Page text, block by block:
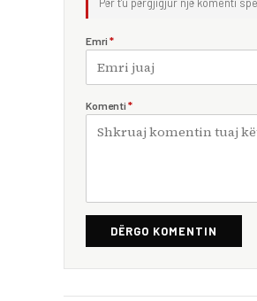
Emri *
Komenti *
DËRGO KOMENTIN